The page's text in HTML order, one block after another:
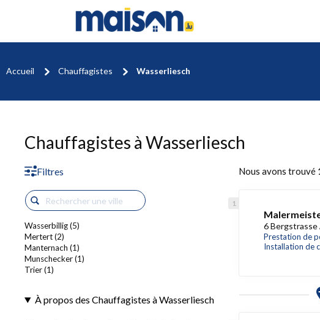
Accueil Chauffagistes Wasserliesch
Chauffagistes à Wasserliesch
Filtres
Wasserbillig (5)
Mertert (2)
Manternach (1)
Munschecker (1)
Trier (1)
À propos des Chauffagistes à Wasserliesch
Nous avons trouvé
6 Bergstrasse
Prestation de
Installation de